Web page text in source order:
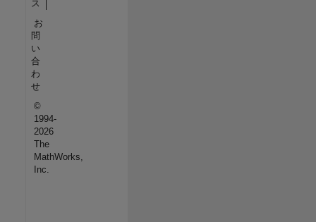
ス
お
問
い
合
わ
せ
©
1994-
2026
The
MathWorks,
Inc.